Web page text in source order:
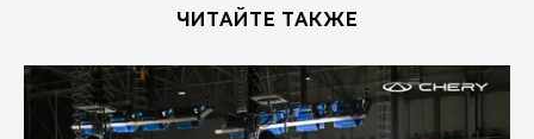
НАШИ МЕРОПРИЯТИЯ
ВИДЕООБЗОРЫ
ЧИТАЙТЕ ТАКЖЕ